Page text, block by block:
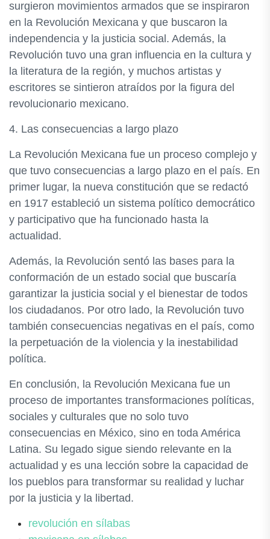
surgieron movimientos armados que se inspiraron
en la Revolución Mexicana y que buscaron la
independencia y la justicia social. Además, la
Revolución tuvo una gran influencia en la cultura y
la literatura de la región, y muchos artistas y
escritores se sintieron atraídos por la figura del
revolucionario mexicano.
4. Las consecuencias a largo plazo
La Revolución Mexicana fue un proceso complejo y
que tuvo consecuencias a largo plazo en el país. En
primer lugar, la nueva constitución que se redactó
en 1917 estableció un sistema político democrático
y participativo que ha funcionado hasta la
actualidad.
Además, la Revolución sentó las bases para la
conformación de un estado social que buscaría
garantizar la justicia social y el bienestar de todos
los ciudadanos. Por otro lado, la Revolución tuvo
también consecuencias negativas en el país, como
la perpetuación de la violencia y la inestabilidad
política.
En conclusión, la Revolución Mexicana fue un
proceso de importantes transformaciones políticas,
sociales y culturales que no solo tuvo
consecuencias en México, sino en toda América
Latina. Su legado sigue siendo relevante en la
actualidad y es una lección sobre la capacidad de
los pueblos para transformar su realidad y luchar
por la justicia y la libertad.
revolución en sílabas